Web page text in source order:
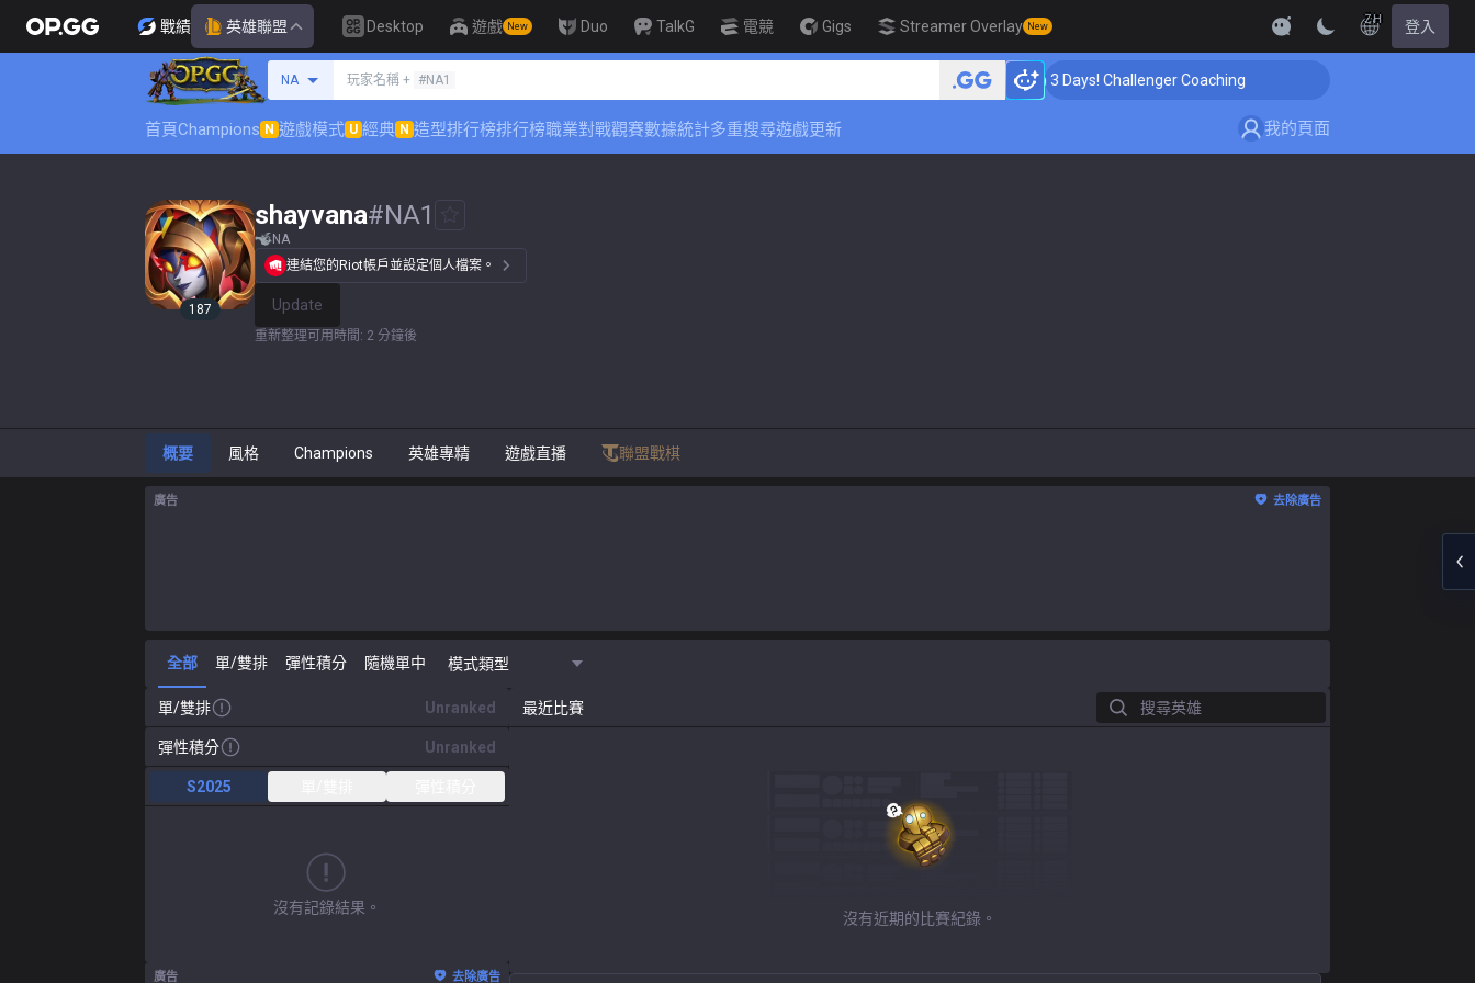
戰績 英雄聯盟 Desktop 遊戲 New Duo TalkG 電競 Gigs Streamer Overlay New
ZH 登入
NA
搜尋召喚師
玩家名稱 + #NA1 🏆 Rank Up in 3 Days! Challenger Coaching
首頁Champions N 遊戲模式 U 經典 N 造型排行榜排行榜職業對戰觀賽數據統計多重搜尋遊戲更新 我的頁面
187
shayvana#NA1
NA
連結您的Riot帳戶並設定個人檔案。
Update
重新整理可用時間 : 2 分鐘後
概要 風格 Champions 英雄專精 遊戲直播 聯盟戰棋
廣告 去除廣告
全部 單/雙排 彈性積分 隨機單中 模式類型
單/雙排 Unranked
彈性積分 Unranked
S2025
沒有記錄結果。
廣告 去除廣告
最近比賽 搜尋英雄
沒有近期的比賽紀錄。